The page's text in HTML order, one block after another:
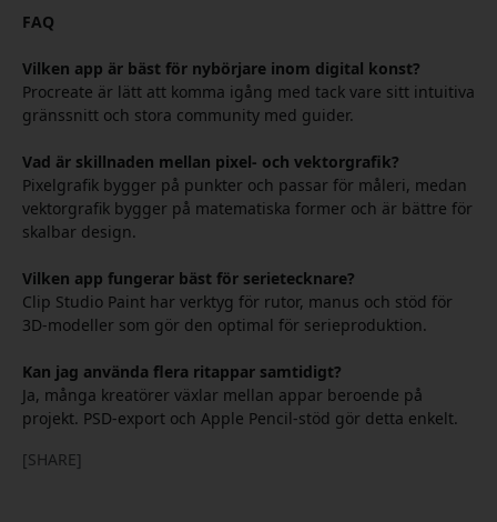
FAQ
Vilken app är bäst för nybörjare inom digital konst?
Procreate är lätt att komma igång med tack vare sitt intuitiva
gränssnitt och stora community med guider.
Vad är skillnaden mellan pixel- och vektorgrafik?
Pixelgrafik bygger på punkter och passar för måleri, medan
vektorgrafik bygger på matematiska former och är bättre för
skalbar design.
Vilken app fungerar bäst för serietecknare?
Clip Studio Paint har verktyg för rutor, manus och stöd för
3D-modeller som gör den optimal för serieproduktion.
Kan jag använda flera ritappar samtidigt?
Ja, många kreatörer växlar mellan appar beroende på
projekt. PSD-export och Apple Pencil-stöd gör detta enkelt.
[SHARE]